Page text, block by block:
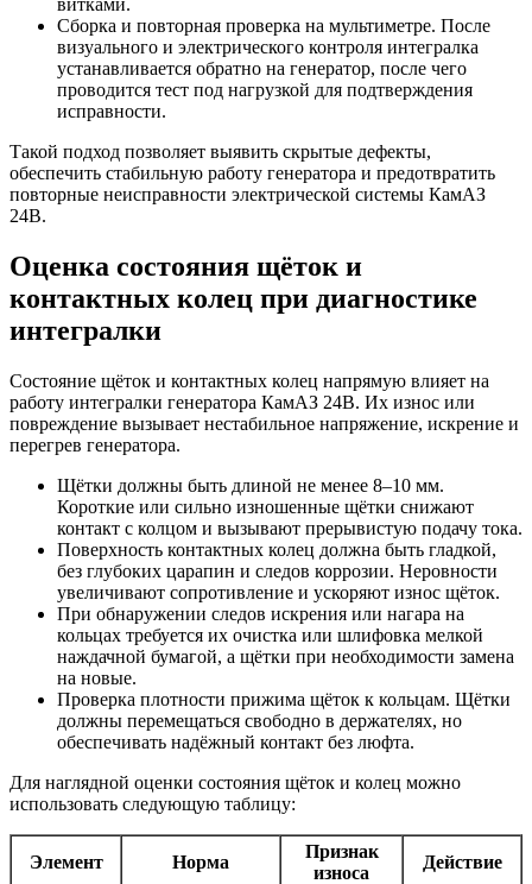
Сборка и повторная проверка на мультиметре. После
визуального и электрического контроля интегралка
устанавливается обратно на генератор, после чего
проводится тест под нагрузкой для подтверждения
исправности.
Такой подход позволяет выявить скрытые дефекты,
обеспечить стабильную работу генератора и предотвратить
повторные неисправности электрической системы КамАЗ
24В.
Оценка состояния щёток и
контактных колец при диагностике
интегралки
Состояние щёток и контактных колец напрямую влияет на
работу интегралки генератора КамАЗ 24В. Их износ или
повреждение вызывает нестабильное напряжение, искрение и
перегрев генератора.
Щётки должны быть длиной не менее 8–10 мм.
Короткие или сильно изношенные щётки снижают
контакт с колцом и вызывают прерывистую подачу тока.
Поверхность контактных колец должна быть гладкой,
без глубоких царапин и следов коррозии. Неровности
увеличивают сопротивление и ускоряют износ щёток.
При обнаружении следов искрения или нагара на
кольцах требуется их очистка или шлифовка мелкой
наждачной бумагой, а щётки при необходимости замена
на новые.
Проверка плотности прижима щёток к кольцам. Щётки
должны перемещаться свободно в держателях, но
обеспечивать надёжный контакт без люфта.
Для наглядной оценки состояния щёток и колец можно
использовать следующую таблицу:
Элемент Норма
Признак
износа
Действие